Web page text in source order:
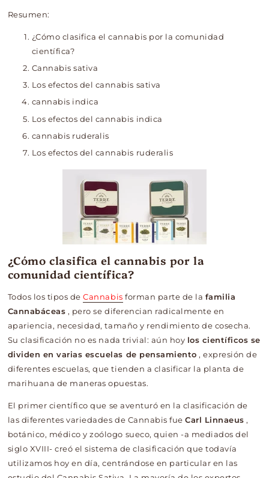
Resumen:
¿Cómo clasifica el cannabis por la comunidad
científica?
Cannabis sativa
Los efectos del cannabis sativa
cannabis indica
Los efectos del cannabis indica
cannabis ruderalis
Los efectos del cannabis ruderalis
¿Cómo clasifica el cannabis por la
comunidad científica?
Todos los tipos deCannabis forman parte de la familia
Cannabáceas , pero se diferencian radicalmente en
apariencia, necesidad, tamaño y rendimiento de cosecha.
Su clasificación no es nada trivial: aún hoy los científicos se
dividen en varias escuelas de pensamiento , expresión de
diferentes escuelas, que tienden a clasificar la planta de
marihuana de maneras opuestas.
El primer científico que se aventuró en la clasificación de
las diferentes variedades de Cannabis fue Carl Linnaeus ,
botánico, médico y zoólogo sueco, quien -a mediados del
siglo XVIII- creó el sistema de clasificación que todavía
utilizamos hoy en día, centrándose en particular en las